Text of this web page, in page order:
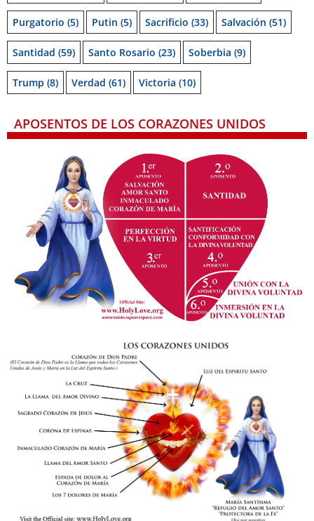
Purgatorio (5) Putin (5) Sacrificio (33) Salvación (51)
Santidad (59) Santo Rosario (23) Soberbia (9)
Trump (8) Verdad (61) Victoria (10)
APOSENTOS DE LOS CORAZONES UNIDOS